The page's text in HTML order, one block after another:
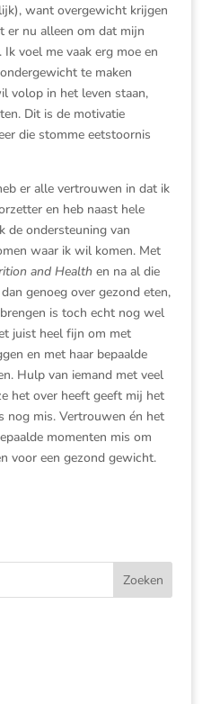
want overgewicht krijgen
er nu alleen om dat mijn
voel me vaak erg moe en
te maken
volop in het leven staan,
Dit is de motivatie
die stomme eetstoornis
er alle vertrouwen in dat ik
en heb naast hele
de ondersteuning van
waar ik wil komen. Met
and Health en na al die
genoeg over gezond eten,
is toch echt nog wel
juist heel fijn om met
en met haar bepaalde
Hulp van iemand met veel
het over heeft geeft mij het
nog mis. Vertrouwen én het
momenten mis om
voor een gezond gewicht.